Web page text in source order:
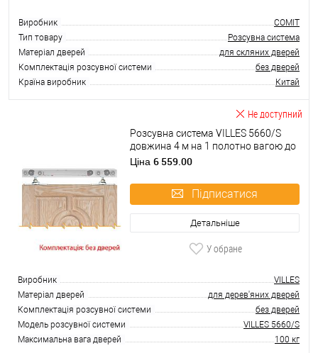
Виробник
COMIT
Тип товару
Розсувна система
Матеріал дверей
для скляних дверей
Комплектація розсувної системи
без дверей
Країна виробник
Китай
Не доступний
Розсувна система VILLES 5660/S
довжина 4 м на 1 полотно вагою до
100 кг з двостороннім дотягувачем
Ціна 6 559.00
Підписатися
Детальніше
У обране
Виробник
VILLES
Матеріал дверей
для дерев'яних дверей
Комплектація розсувної системи
без дверей
Модель розсувної системи
VILLES 5660/S
Максимальна вага дверей
100 кг